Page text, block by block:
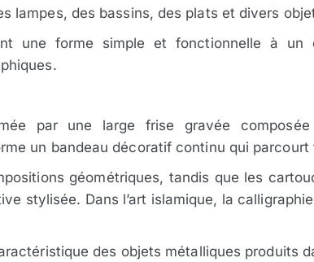
lampes, des bassins, des plats et divers
une forme simple et fonctionnelle à un
par une large frise gravée
un bandeau décoratif continu qui
géométriques, tandis que les
stylisée. Dans l’art islamique, la
des objets métalliques produits